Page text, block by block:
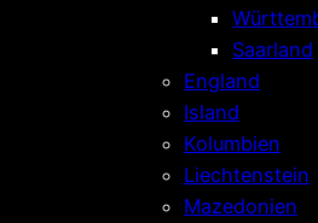
Saarland
England
Island
Kolumbien
Liechtenstein
Mazedonien